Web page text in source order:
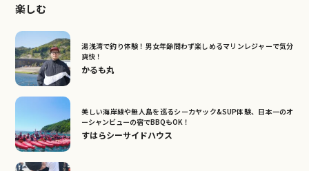
楽しむ
湯浅湾で釣り体験！男女年齢問わず楽しめるマリンレジャーで気分
爽快！
かるも丸
美しい海岸線や無人島を巡るシーカヤック&SUP体験、日本一のオ
ーシャンビューの宿でBBQもOK！
すはらシーサイドハウス